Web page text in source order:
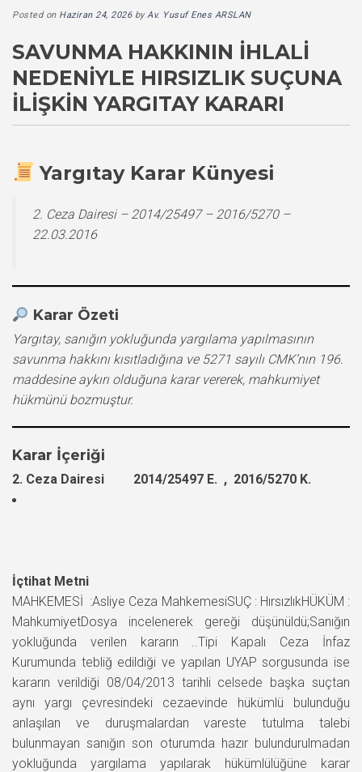
Posted on Haziran 24, 2026byAv. Yusuf Enes ARSLAN
SAVUNMA HAKKININ İHLALI
NEDENIYLE HIRSIZLIK SUÇUNA
İLIŞKIN YARGITAY KARARI
Yargıtay Karar Künyesi
2. Ceza Dairesi – 2014/25497 – 2016/5270 –
22.03.2016
Karar Özeti
Yargıtay, sanığın yokluğunda yargılama yapılmasının
savunma hakkını kısıtladığına ve 5271 sayılı CMK’nın 196.
maddesine aykırı olduğuna karar vererek, mahkumiyet
hükmünü bozmuştur.
Karar İçeriği
2. Ceza Dairesi 2014/25497 E. , 2016/5270 K.
İçtihat Metni
MAHKEMESİ :Asliye Ceza MahkemesiSUÇ : HırsızlıkHÜKÜM :
MahkumiyetDosya incelenerek gereği düşünüldü;Sanığın
yokluğunda verilen kararın ..Tipi Kapalı Ceza İnfaz
Kurumunda tebliğ edildiği ve yapılan UYAP sorgusunda ise
kararın verildiği 08/04/2013 tarihli celsede başka suçtan
aynı yargı çevresindeki cezaevinde hükümlü bulunduğu
anlaşılan ve duruşmalardan vareste tutulma talebi
bulunmayan sanığın son oturumda hazır bulundurulmadan
yokluğunda yargılama yapılarak hükümlülüğüne karar